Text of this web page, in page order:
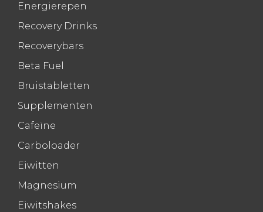
Energierepen
Recovery Drinks
Recoverybars
Beta Fuel
Bruistabletten
Supplementen
Cafeïne
Carboloader
Eiwitten
Magnesium
Eiwitshakes